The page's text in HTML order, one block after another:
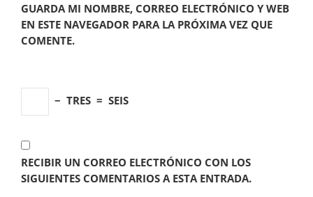
GUARDA MI NOMBRE, CORREO ELECTRÓNICO Y WEB
EN ESTE NAVEGADOR PARA LA PRÓXIMA VEZ QUE
COMENTE.
− TRES = SEIS
RECIBIR UN CORREO ELECTRÓNICO CON LOS
SIGUIENTES COMENTARIOS A ESTA ENTRADA.